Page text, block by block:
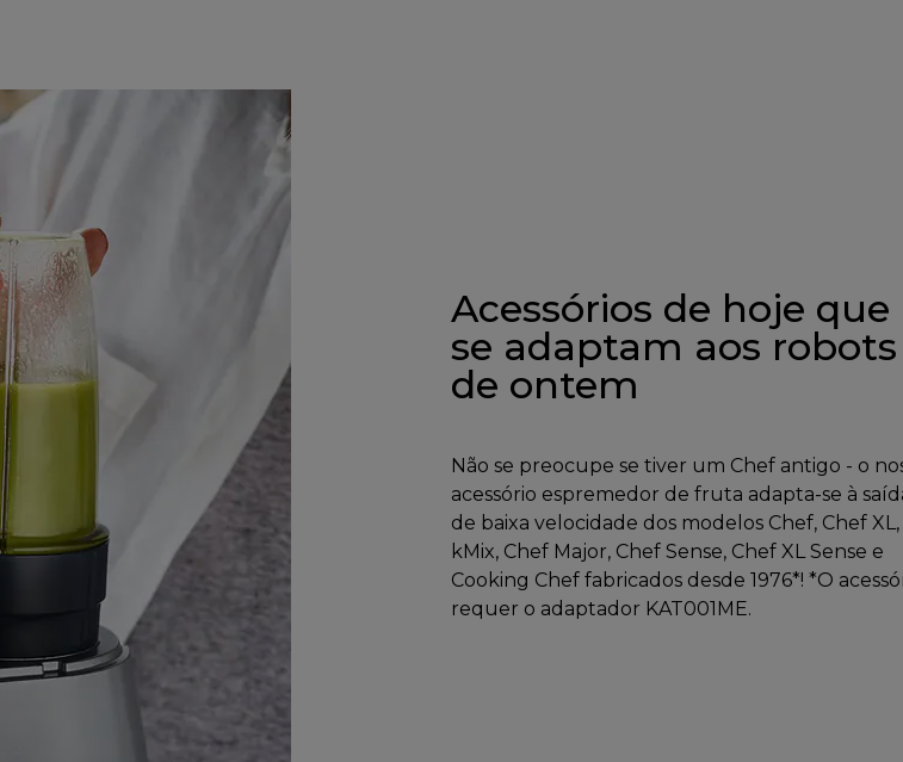
Acessórios de hoje que
se adaptam aos robots
de ontem
Não se preocupe se tiver um Chef antigo - o
acessório espremedor de fruta adapta-se à
de baixa velocidade dos modelos Chef, Chef XL,
kMix, Chef Major, Chef Sense, Chef XL Sense e
Cooking Chef fabricados desde 1976*! *O
requer o adaptador KAT001ME.